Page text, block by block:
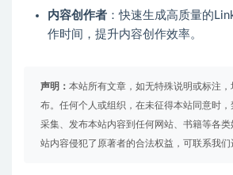
内容创作者 ：快速生成高质量的
作时间，提升内容创作效率。
声明： 本站所有文章，如无特殊说明或标注
布。任何个人或组织，在未征得本站同意时，
采集、发布本站内容到任何网站、书籍等各
站内容侵犯了原著者的合法权益，可联系我们